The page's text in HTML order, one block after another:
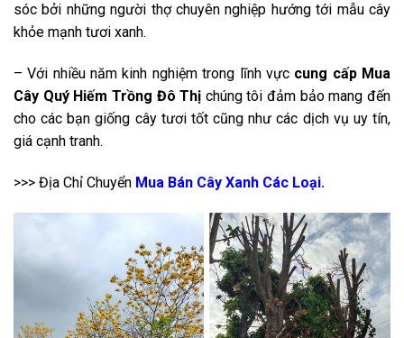
sóc bởi những người thợ chuyên nghiệp hướng tới mẫu cây
khỏe mạnh tươi xanh.
– Với nhiều năm kinh nghiệm trong lĩnh vực cung cấp Mua
Cây Quý Hiếm Trồng Đô Thị chúng tôi đảm bảo mang đến
cho các bạn giống cây tươi tốt cũng như các dịch vụ uy tín,
giá cạnh tranh.
>>> Địa Chỉ Chuyển Mua Bán Cây Xanh Các Loại.